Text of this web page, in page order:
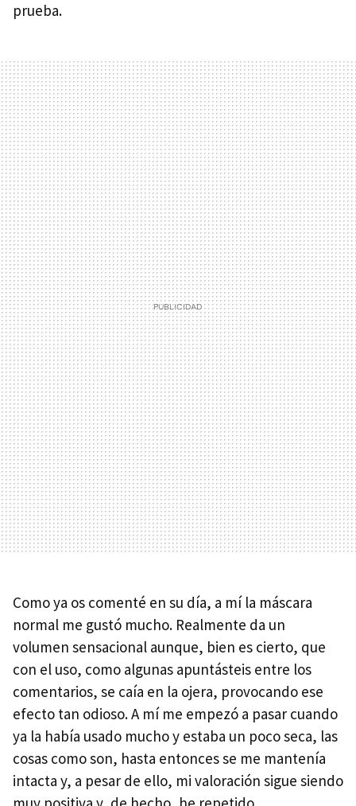
prueba.
Como ya os comenté en su día, a mí la máscara
normal me gustó mucho. Realmente da un
volumen sensacional aunque, bien es cierto, que
con el uso, como algunas apuntásteis entre los
comentarios, se caía en la ojera, provocando ese
efecto tan odioso. A mí me empezó a pasar cuando
ya la había usado mucho y estaba un poco seca, las
cosas como son, hasta entonces se me mantenía
intacta y, a pesar de ello, mi valoración sigue siendo